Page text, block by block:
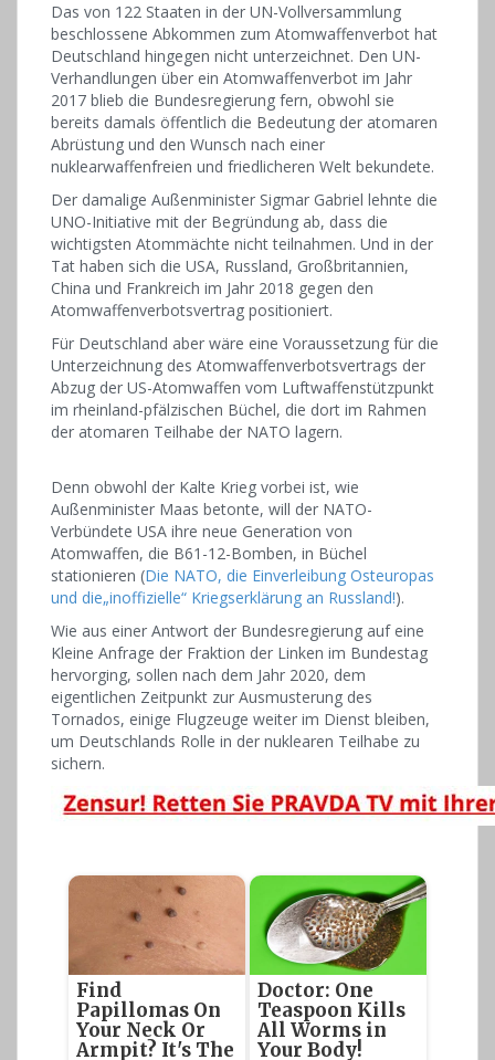
Das von 122 Staaten in der UN-Vollversammlung
beschlossene Abkommen zum Atomwaffenverbot hat
Deutschland hingegen nicht unterzeichnet. Den UN-
Verhandlungen über ein Atomwaffenverbot im Jahr
2017 blieb die Bundesregierung fern, obwohl sie
bereits damals öffentlich die Bedeutung der atomaren
Abrüstung und den Wunsch nach einer
nuklearwaffenfreien und friedlicheren Welt bekundete.
Der damalige Außenminister Sigmar Gabriel lehnte die
UNO-Initiative mit der Begründung ab, dass die
wichtigsten Atommächte nicht teilnahmen. Und in der
Tat haben sich die USA, Russland, Großbritannien,
China und Frankreich im Jahr 2018 gegen den
Atomwaffenverbotsvertrag positioniert.
Für Deutschland aber wäre eine Voraussetzung für die
Unterzeichnung des Atomwaffenverbotsvertrags der
Abzug der US-Atomwaffen vom Luftwaffenstützpunkt
im rheinland-pfälzischen Büchel, die dort im Rahmen
der atomaren Teilhabe der NATO lagern.
Denn obwohl der Kalte Krieg vorbei ist, wie
Außenminister Maas betonte, will der NATO-
Verbündete USA ihre neue Generation von
Atomwaffen, die B61-12-Bomben, in Büchel
stationieren (Die NATO, die Einverleibung Osteuropas
und die„inoffizielle“ Kriegserklärung an Russland!).
Wie aus einer Antwort der Bundesregierung auf eine
Kleine Anfrage der Fraktion der Linken im Bundestag
hervorging, sollen nach dem Jahr 2020, dem
eigentlichen Zeitpunkt zur Ausmusterung des
Tornados, einige Flugzeuge weiter im Dienst bleiben,
um Deutschlands Rolle in der nuklearen Teilhabe zu
sichern.
Find
Papillomas On
Your Neck Or
Armpit? It's The
Doctor: One
Teaspoon Kills
All Worms in
Your Body!